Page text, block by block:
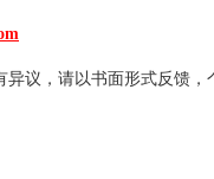
异议，请以书面形式反馈，